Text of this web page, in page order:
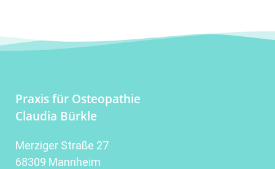
Praxis für Osteopathie
Claudia Bürkle
Merziger Straße 27
68309 Mannheim